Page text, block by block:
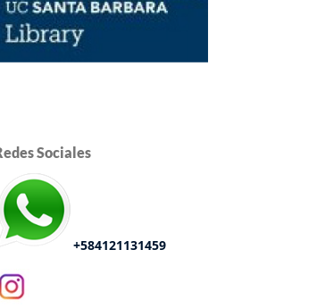
Sociales
+584121131459